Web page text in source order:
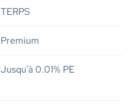
TERPS
Premium
Jusqu'à 0.01% PE